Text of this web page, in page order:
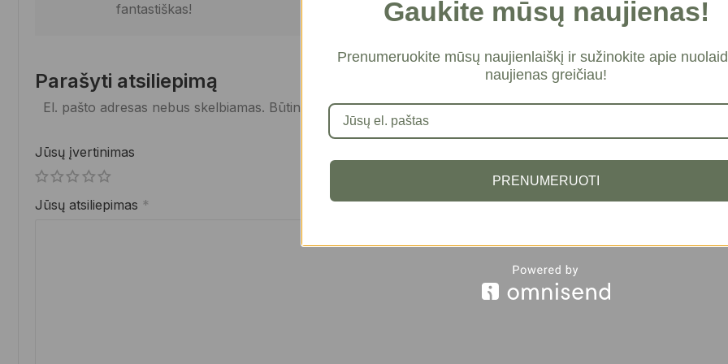
fantastiškas!
Parašyti atsiliepimą
El. pašto adresas nebus skelbiamas. Būtini laukeliai pažymėti*
Jūsų įvertinimas
Jūsų atsiliepimas *
Gaukite mūsų naujienas!
Prenumeruokite mūsų naujienlaiškį ir sužinokite apie
naujienas greičiau!
PRENUMERUOTI